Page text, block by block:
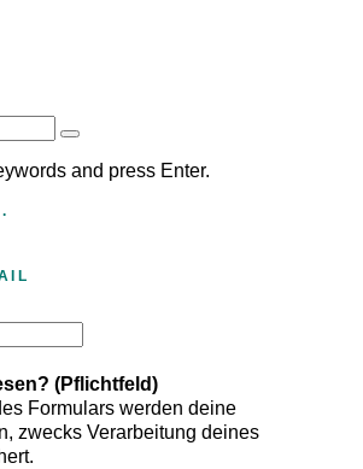
and press Enter.
(Pflichtfeld)
Formulars werden deine
zwecks Verarbeitung deines